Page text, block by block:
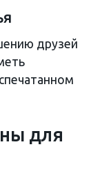
друзей
для